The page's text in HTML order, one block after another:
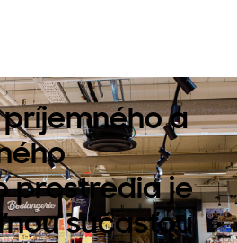
a
prostredia je
súčasťou